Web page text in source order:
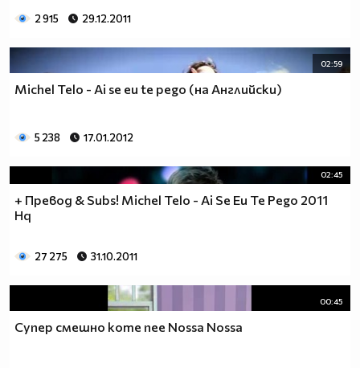
2 915 29.12.2011
02:59
Michel Telo - Ai se eu te pego (на Английски)
5 238 17.01.2012
02:45
+ Превод & Subs! Michel Telo - Ai Se Eu Te Pego 2011
Hq
27 275 31.10.2011
00:45
Супер смешно коте пее Nossa Nossa